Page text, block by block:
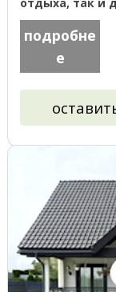
из 4-6 человек.
подробне
е